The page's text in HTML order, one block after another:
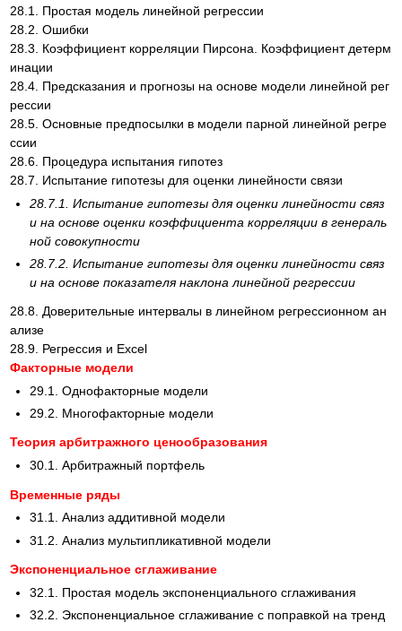
28.1. Простая модель линейной регрессии
28.2. Ошибки
28.3. Коэффициент корреляции Пирсона. Коэффициент детерм
инации
28.4. Предсказания и прогнозы на основе модели линейной рег
рессии
28.5. Основные предпосылки в модели парной линейной регре
ссии
28.6. Процедура испытания гипотез
28.7. Испытание гипотезы для оценки линейности связи
28.7.1. Испытание гипотезы для оценки линейности связ
и на основе оценки коэффициента корреляции в генераль
ной совокупности
28.7.2. Испытание гипотезы для оценки линейности связ
и на основе показателя наклона линейной регрессии
28.8. Доверительные интервалы в линейном регрессионном ан
ализе
28.9. Регрессия и Excel
Факторные модели
29.1. Однофакторные модели
29.2. Многофакторные модели
Теория арбитражного ценообразования
30.1. Арбитражный портфель
Временные ряды
31.1. Анализ аддитивной модели
31.2. Анализ мультипликативной модели
Экспоненциальное сглаживание
32.1. Простая модель экспоненциального сглаживания
32.2. Экспоненциальное сглаживание с поправкой на тренд